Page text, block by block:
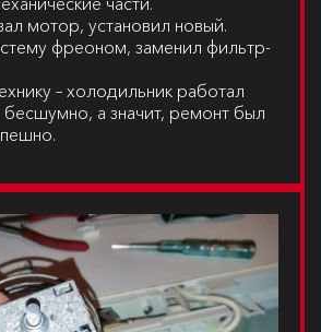
мотор, установил новый.
фреоном, заменил фильтр-
– холодильник работал
бесшумно, а значит, ремонт был